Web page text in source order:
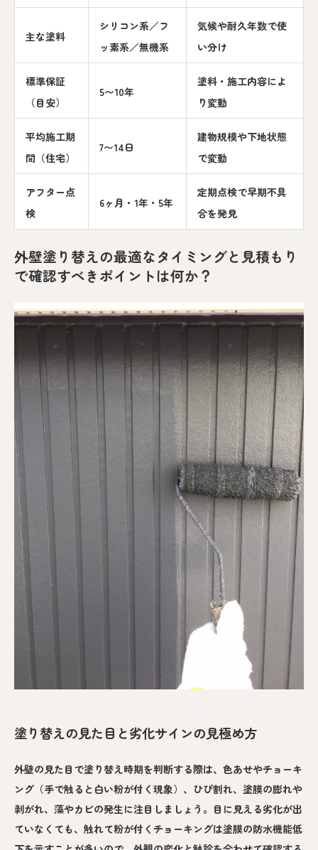
主な塗料
シリコン系／フ
ッ素系／無機系
気候や耐久年数で使
い分け
標準保証
（目安）
5〜10年
塗料・施工内容によ
り変動
平均施工期
間（住宅）
7〜14日
建物規模や下地状態
で変動
アフター点
検
6ヶ月・1年・5年
定期点検で早期不具
合を発見
外壁塗り替えの最適なタイミングと見積もり
で確認すべきポイントは何か？
塗り替えの見た目と劣化サインの見極め方
外壁の見た目で塗り替え時期を判断する際は、色あせやチョーキ
ング（手で触ると白い粉が付く現象）、ひび割れ、塗膜の膨れや
剥がれ、藻やカビの発生に注目しましょう。目に見える劣化が出
ていなくても、触れて粉が付くチョーキングは塗膜の防水機能低